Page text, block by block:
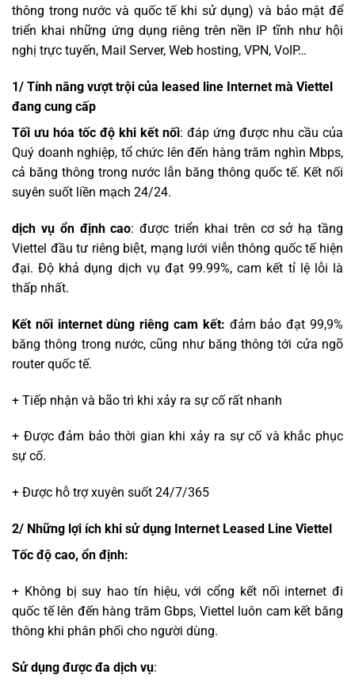
thông trong nước và quốc tế khi sử dụng) và bảo mật để
triển khai những ứng dụng riêng trên nền IP tĩnh như hội
nghị trực tuyến, Mail Server, Web hosting, VPN, VoIP…
1/ Tính năng vượt trội của leased line Internet mà Viettel
đang cung cấp
Tối ưu hóa tốc độ khi kết nối: đáp ứng được nhu cầu của
Quý doanh nghiệp, tổ chức lên đến hàng trăm nghìn Mbps,
cả băng thông trong nước lẫn băng thông quốc tế. Kết nối
suyên suốt liền mạch 24/24.
dịch vụ ổn định cao: được triển khai trên cơ sở hạ tầng
Viettel đầu tư riêng biệt, mạng lưới viễn thông quốc tế hiện
đại. Độ khả dụng dịch vụ đạt 99.99%, cam kết tỉ lệ lỗi là
thấp nhất.
Kết nối internet dùng riêng cam kết: đảm bảo đạt 99,9%
băng thông trong nước, cũng như băng thông tới cửa ngõ
router quốc tế.
+ Tiếp nhận và bão trì khi xảy ra sự cố rất nhanh
+ Được đảm bảo thời gian khi xảy ra sự cố và khắc phục
sự cố.
+ Được hỗ trợ xuyên suốt 24/7/365
2/ Những lợi ích khi sử dụng Internet Leased Line Viettel
Tốc độ cao, ổn định:
+ Không bị suy hao tín hiệu, với cổng kết nối internet đi
quốc tế lên đến hàng trăm Gbps, Viettel luôn cam kết băng
thông khi phân phối cho người dùng.
Sử dụng được đa dịch vụ: